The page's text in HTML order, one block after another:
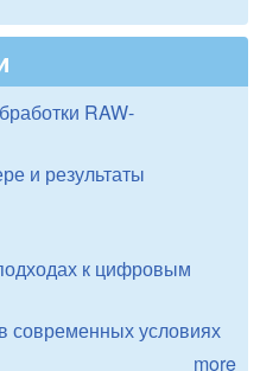
RAW-
и результаты
к цифровым
современных условиях
more